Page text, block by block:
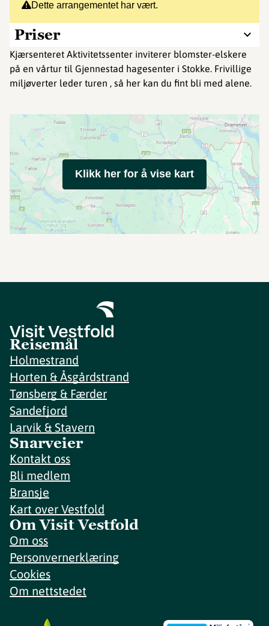
Dette arrangementet har vært.
Priser
Kjærsenteret Aktivitetssenter inviterer blomster-elskere
på en vårtur til Gjennestad hagesenter i Stokke. Frivillige
miljøverter leder turen , så her kan du fint bli med alene.
Klikk her for å vise kart
Reisemål
Holmestrand
Horten & Åsgårdstrand
Tønsberg & Færder
Sandefjord
Larvik & Stavern
Snarveier
Kontakt oss
Bli medlem
Bransje
Kart over Vestfold
Om Visit Vestfold
Om oss
Personvernerklæring
Cookies
Om nettstedet